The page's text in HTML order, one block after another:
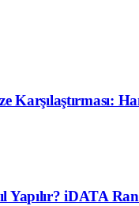
Yapılır? iDATA